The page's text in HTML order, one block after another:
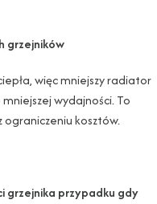
grzejników
więc mniejszy radiator
wydajności. To
kosztów.
grzejnika przypadku gdy